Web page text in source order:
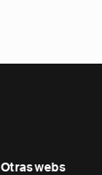
Otras webs